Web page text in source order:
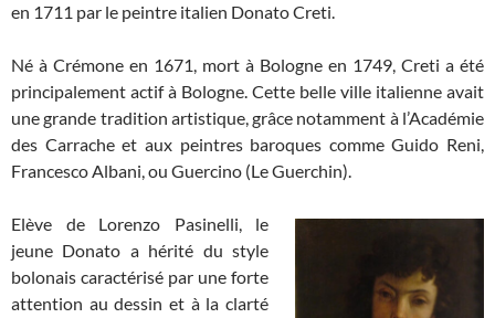
en 1711 par le peintre italien Donato Creti.
Né à Crémone en 1671, mort à Bologne en 1749, Creti a été
principalement actif à Bologne. Cette belle ville italienne avait
une grande tradition artistique, grâce notamment à l’Académie
des Carrache et aux peintres baroques comme Guido Reni,
Francesco Albani, ou Guercino (Le Guerchin).
Elève de Lorenzo Pasinelli, le
jeune Donato a hérité du style
bolonais caractérisé par une forte
attention au dessin et à la clarté